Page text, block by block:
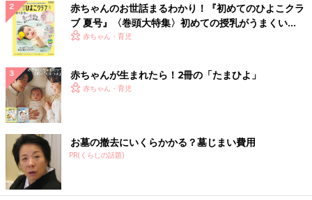
赤ちゃんのお世話まるわかり！『初めてのひよこクラ
ブ 夏号』〈巻頭大特集〉初めての授乳がうまくい
く！ おっぱい・ミルクの基本と夏のトラブル 解決テ
赤ちゃん・育児
赤ちゃんが生まれたら！2冊の「たまひよ」
赤ちゃん・育児
お墓の撤去にいくらかかる？墓じまい費用
PR(くらしの話題)